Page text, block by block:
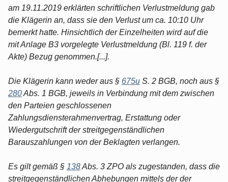
am 19.11.2019 erklärten schriftlichen Verlustmeldung gab
die Klägerin an, dass sie den Verlust um ca. 10:10 Uhr
bemerkt hatte. Hinsichtlich der Einzelheiten wird auf die
mit Anlage B3 vorgelegte Verlustmeldung (Bl. 119 f. der
Akte) Bezug genommen.[...].
Die Klägerin kann weder aus § 675u S. 2 BGB, noch aus §
280Abs. 1 BGB, jeweils in Verbindung mit dem zwischen
den Parteien geschlossenen
Zahlungsdiensterahmenvertrag, Erstattung oder
Wiedergutschrift der streitgegenständlichen
Barauszahlungen von der Beklagten verlangen.
Es gilt gemäß § 138Abs. 3 ZPO als zugestanden, dass die
streitgegenständlichen Abhebungen mittels der der